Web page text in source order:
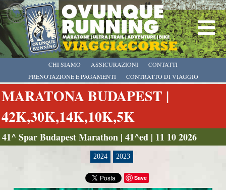
CHI SIAMO
PRENOTAZIONE E PAGAMENTI
CONTRATTO DI VIAGGIO
ASSICURAZIONI CONTATTI
MARATONA BUDAPEST |
42K,30K,14K,10K,5K
41^ Spar Budapest Marathon | 41^ed | 11 10 2026
2024 2023
Save